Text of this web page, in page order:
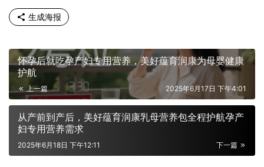
生成海报
怀孕后就吃孕产妇专用营养，美好蕴育润康为母婴健康
护航
上一篇 2025年6月17日 下午4:01
从产前到产后，美好蕴育润康乳母营养包全程护航孕产
妇专用营养需求
下一篇
2025年6月18日 下午12:11